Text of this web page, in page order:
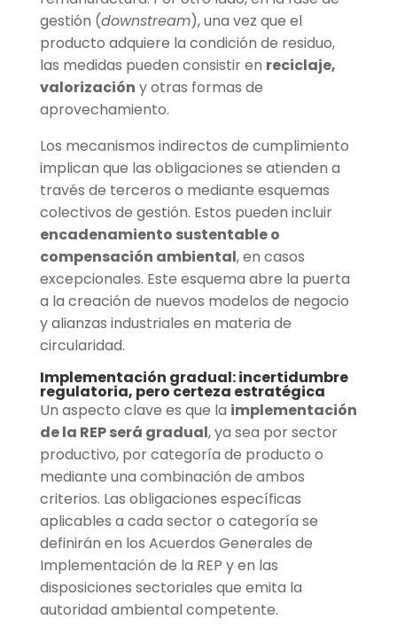
gestión (downstream), una vez que el
producto adquiere la condición de residuo,
las medidas pueden consistir en reciclaje,
valorización y otras formas de
aprovechamiento.
Los mecanismos indirectos de cumplimiento
implican que las obligaciones se atienden a
través de terceros o mediante esquemas
colectivos de gestión. Estos pueden incluir
encadenamiento sustentable o
compensación ambiental, en casos
excepcionales. Este esquema abre la puerta
a la creación de nuevos modelos de negocio
y alianzas industriales en materia de
circularidad.
Implementación gradual: incertidumbre
regulatoria, pero certeza estratégica
Un aspecto clave es que la implementación
de la REP será gradual, ya sea por sector
productivo, por categoría de producto o
mediante una combinación de ambos
criterios. Las obligaciones específicas
aplicables a cada sector o categoría se
definirán en los Acuerdos Generales de
Implementación de la REP y en las
disposiciones sectoriales que emita la
autoridad ambiental competente.